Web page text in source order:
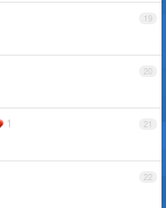
19
20
21
1
22